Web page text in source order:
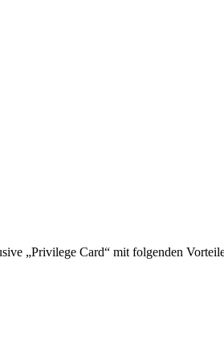
„Privilege Card“ mit folgenden